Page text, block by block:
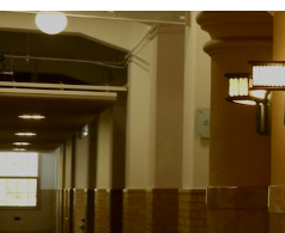
動
に
移
動